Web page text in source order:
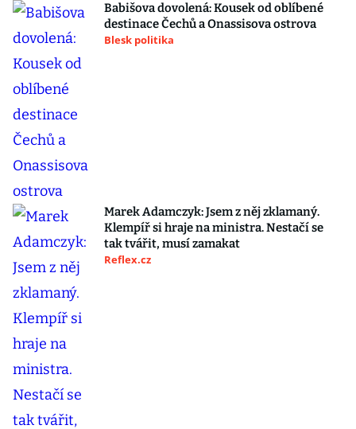
Babišova dovolená: Kousek od oblíbené
destinace Čechů a Onassisova ostrova
Blesk politika
Marek Adamczyk: Jsem z něj zklamaný.
Klempíř si hraje na ministra. Nestačí se
tak tvářit, musí zamakat
Reflex.cz